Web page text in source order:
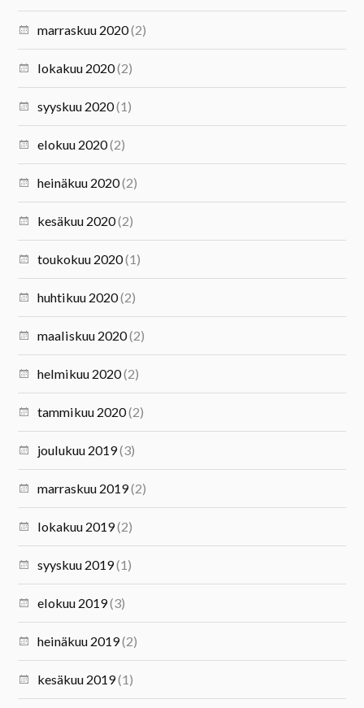
marraskuu 2020(2)
lokakuu 2020(2)
syyskuu 2020(1)
elokuu 2020(2)
heinäkuu 2020(2)
kesäkuu 2020(2)
toukokuu 2020(1)
huhtikuu 2020(2)
maaliskuu 2020(2)
helmikuu 2020(2)
tammikuu 2020(2)
joulukuu 2019(3)
marraskuu 2019(2)
lokakuu 2019(2)
syyskuu 2019(1)
elokuu 2019(3)
heinäkuu 2019(2)
kesäkuu 2019(1)